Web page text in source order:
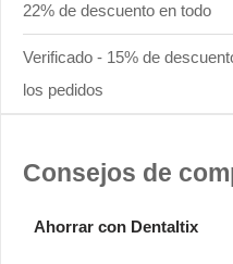
22% de descuento en todo
Verificado - 15% de
los pedidos
Consejos de
Ahorrar con Dentaltix